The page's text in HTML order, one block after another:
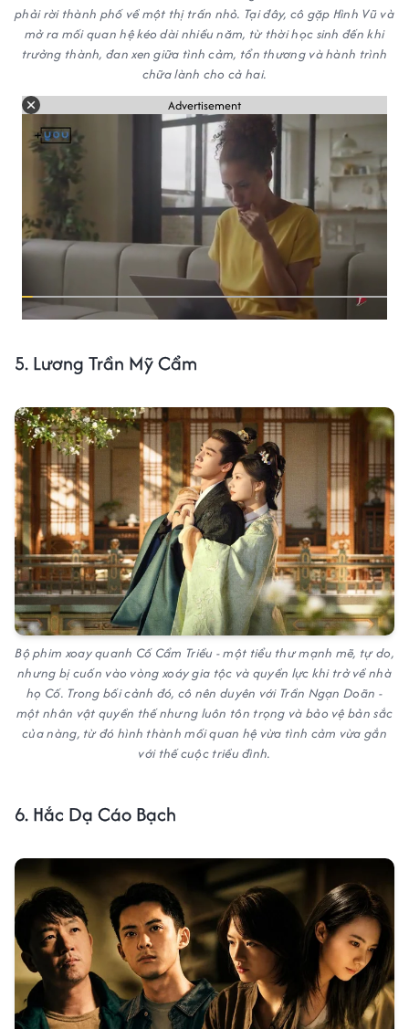
phải rời thành phố về một thị trấn nhỏ. Tại đây, cô gặp Hình Vũ và
mở ra mối quan hệ kéo dài nhiều năm, từ thời học sinh đến khi
trưởng thành, đan xen giữa tình cảm, tổn thương và hành trình
chữa lành cho cả hai.
Advertisement
5. Lương Trần Mỹ Cẩm
Bộ phim xoay quanh Cố Cẩm Triều - một tiểu thư mạnh mẽ, tự do,
nhưng bị cuốn vào vòng xoáy gia tộc và quyền lực khi trở về nhà
họ Cố. Trong bối cảnh đó, cô nên duyên với Trần Ngạn Doãn -
một nhân vật quyền thế nhưng luôn tôn trọng và bảo vệ bản sắc
của nàng, từ đó hình thành mối quan hệ vừa tình cảm vừa gắn
với thế cuộc triều đình.
6. Hắc Dạ Cáo Bạch